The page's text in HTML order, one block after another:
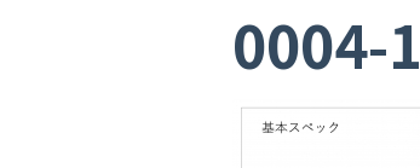
0004-1